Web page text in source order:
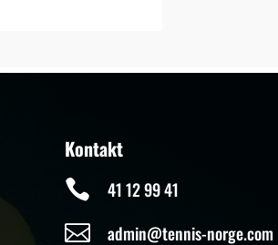
Kontakt
 41 12 99 41
 admin@tennis-norge.com